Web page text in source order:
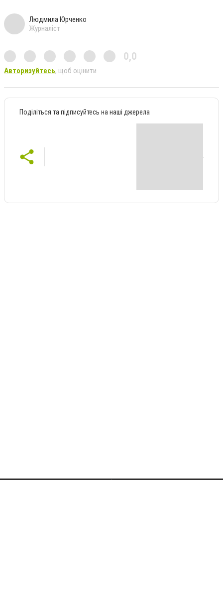
Людмила Юрченко
Журналіст
0,0
Авторизуйтесь, щоб оцінити
Поділіться та підписуйтесь на наші джерела